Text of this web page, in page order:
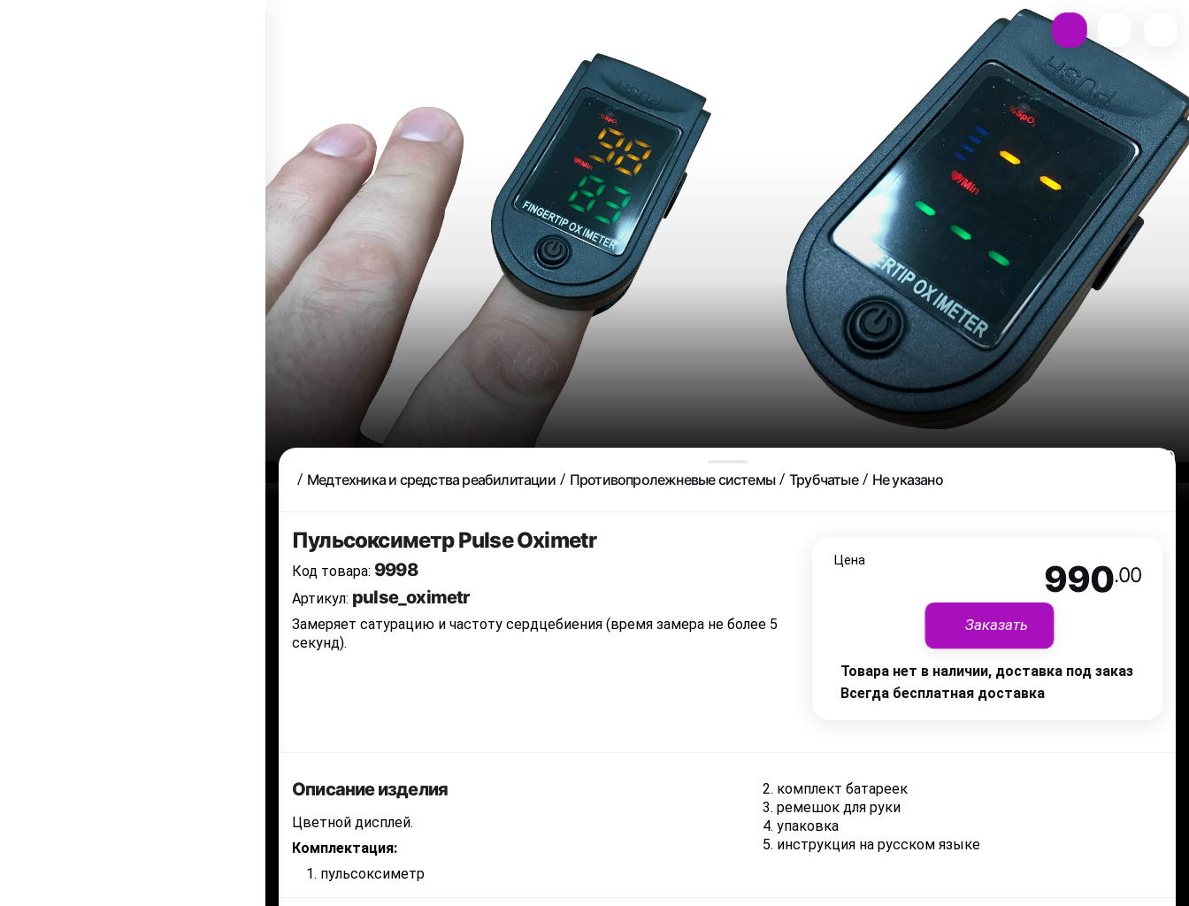
990 .00
Медтехника и средства реабилитации Противопролежневые системы Трубчатые Не указано
Пульсоксиметр Pulse Oximetr
Код товара: 9998
Артикул: pulse_oximetr
Замеряет сатурацию и частоту сердцебиения (время замера не более 5
секунд).
Цена 990.00
Заказать
Товара нет в наличии, доставка под заказ
Всегда бесплатная доставка
Описание изделия
Цветной дисплей.
Комплектация:
пульсоксиметр
комплект батареек
ремешок для руки
упаковка
инструкция на русском языке